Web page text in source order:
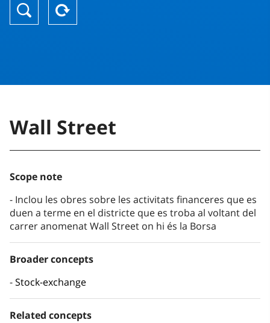
Wall Street
Scope note
Inclou les obres sobre les activitats financeres que es
duen a terme en el districte que es troba al voltant del
carrer anomenat Wall Street on hi és la Borsa
Broader concepts
Stock-exchange
Related concepts